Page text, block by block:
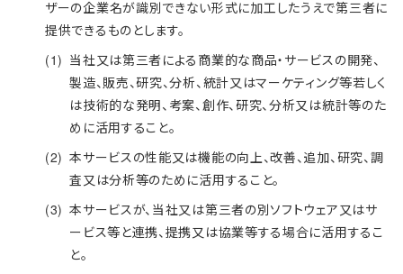
ザーの企業名が識別できない形式に加工したうえで第三者に
提供できるものとします。
当社又は第三者による商業的な商品・サービスの開発、
製造、販売、研究、分析、統計又はマーケティング等若しく
は技術的な発明、考案、創作、研究、分析又は統計等のた
めに活用すること。
本サービスの性能又は機能の向上、改善、追加、研究、調
査又は分析等のために活用すること。
本サービスが、当社又は第三者の別ソフトウェア又はサ
ービス等と連携、提携又は協業等する場合に活用するこ
と。